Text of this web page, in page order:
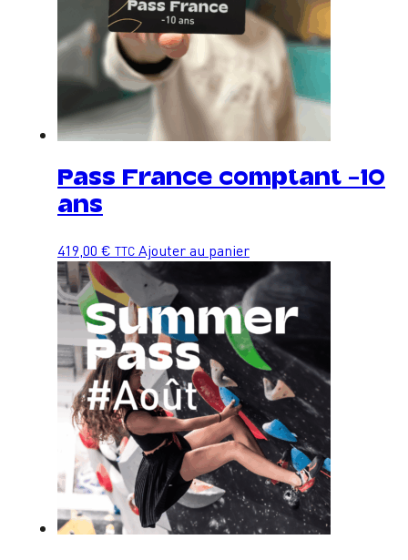
Pass France comptant -10
ans
419,00 € TTC Ajouter au panier